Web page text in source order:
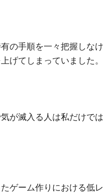
の手順を一々把握しなけ
げてしまっていました。
が滅入る人は私だけでは
ゲーム作りにおける低レ